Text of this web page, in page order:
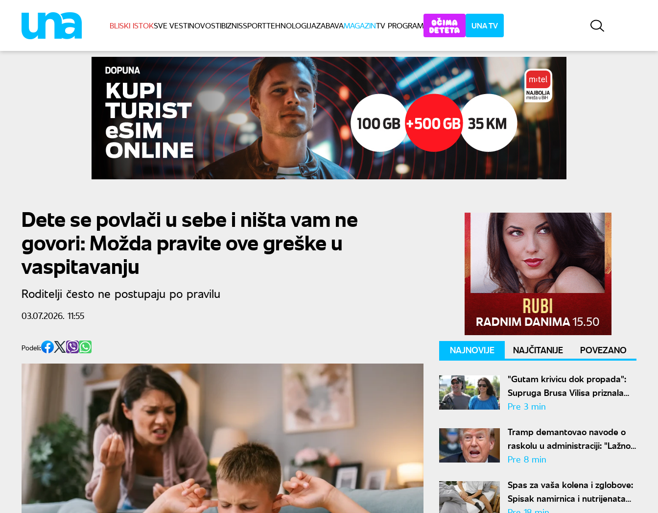
BLISKI ISTOKSVE VESTINOVOSTIBIZNISSPORTTEHNOLOGIJAZABAVAMAGAZINTV PROGRAM UNA TV
Dete se povlači u sebe i ništa vam ne
govori: Možda pravite ove greške u
vaspitavanju
Roditelji često ne postupaju po pravilu
03.07.2026. 11:55
Podeli: NAJNOVIJE NAJČITANIJE POVEZANO
"Gutam krivicu dok propada":
Supruga Brusa Vilisa priznala
kroz kakav pakao prolazi
Pre 3 min
Tramp demantovao navode o
raskolu u administraciji: "Lažno
izveštavanje je ravno izdaji"
Pre 8 min
Spas za vaša kolena i zglobove:
Spisak namirnica i nutrijenata